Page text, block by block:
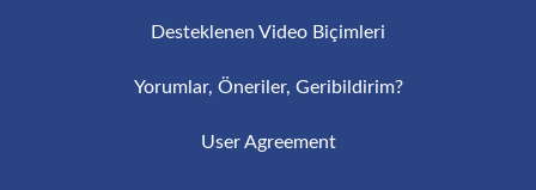
Desteklenen Video Biçimleri
Yorumlar, Öneriler, Geribildirim?
User Agreement